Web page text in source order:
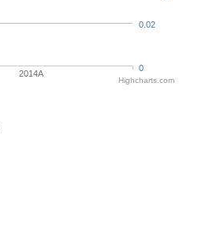
2014A
0
0.02
Highcharts.com